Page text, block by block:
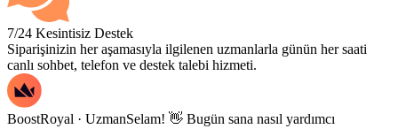
7/24 Kesintisiz Destek
Siparişinizin her aşamasıyla ilgilenen uzmanlarla günün her saati
canlı sohbet, telefon ve destek talebi hizmeti.
BoostRoyal · UzmanSelam! 👋 Bugün sana nasıl yardımcı